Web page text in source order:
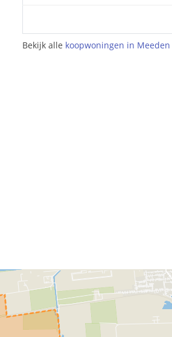
Bekijk alle koopwoningen in Meeden